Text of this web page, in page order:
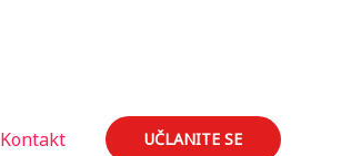
Kontakt UČLANITE SE